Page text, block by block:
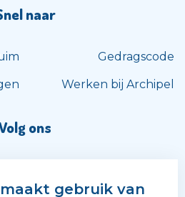
naar
Gedragscode
Werken bij Archipel
ons
gebruik van